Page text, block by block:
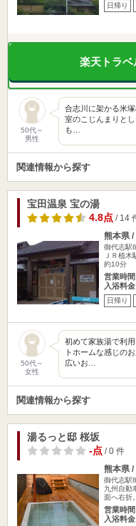
日帰り
楽天トラベ
50代～
男性
合志川に架かる米
室のこじんまりと
も…
関連情報から探す
宝田温泉 宝の湯
4.8点/ 14
熊本県
御代志駅
ＪＲ植
約10分
営業時
入浴料
日帰り
50代～
女性
初めて家族湯で利
トホームな感じの
広いお…
関連情報から探す
湯るっと邸 桜坂
-点/ 0 件
熊本県 /
御代志駅
九州自動
面へ右折
営業時
入浴料